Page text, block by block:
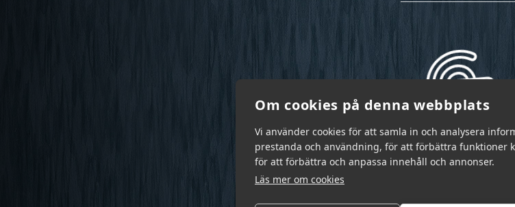
Om cookies på denna webbplats
Vi använder cookies för att samla in och analysera
prestanda och användning, för att förbättra funktioner
för att förbättra och anpassa innehåll och annonser.
Läs mer om cookies